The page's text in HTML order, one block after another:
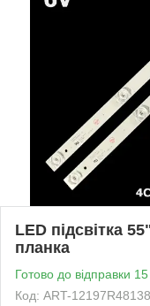
LED підсвітка
планка
Готово до відправки 15
Код: ART-